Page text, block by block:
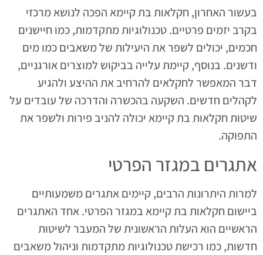
בעשור האחרון, חקלאות בת קיימא הפכה לנושא מרכזי
בקרב יזמים פרטיים. טכנולוגיות מתקדמות, כמו חיישנים
חכמים, יכולים לשפר את היעילות של משאבים כמו מים
ודשנים. בנוסף, קיימת עלייה בביקוש למוצרים אורגניים,
דבר המאפשר לחקלאים להרחיב את ההיצע ולהגיע
לקהלים חדשים. השקעה בהכשרה והדרכה של עובדים על
שיטות חקלאות בת קיימא יכולה להניב פירות ולשפר את
התפוקה.
אתגרים במגזר הפרטי
למרות היתרונות הרבים, קיימים אתגרים משמעותיים
ביישום חקלאות בת קיימא במגזר הפרטי. אחד האתגרים
הראשיים הוא העלות הראשונית של המעבר לשיטות
חדשות, כמו רכישת טכנולוגיות מתקדמות וניהול משאבים